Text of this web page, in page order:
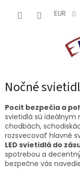
EUR
Nočné
Pocit bezpečia a
svietidlá sú
chodbách,
rozsvecovať hlavné
LED svietidlá do
spotrebou a
bezpečne vás